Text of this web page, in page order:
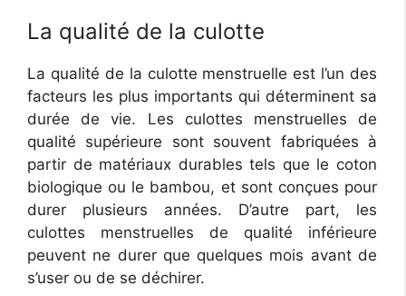
La qualité de la culotte
La qualité de la culotte menstruelle est l’un des
facteurs les plus importants qui déterminent sa
durée de vie. Les culottes menstruelles de
qualité supérieure sont souvent fabriquées à
partir de matériaux durables tels que le coton
biologique ou le bambou, et sont conçues pour
durer plusieurs années. D’autre part, les
culottes menstruelles de qualité inférieure
peuvent ne durer que quelques mois avant de
s’user ou de se déchirer.